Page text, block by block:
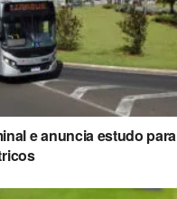
e anuncia estudo para